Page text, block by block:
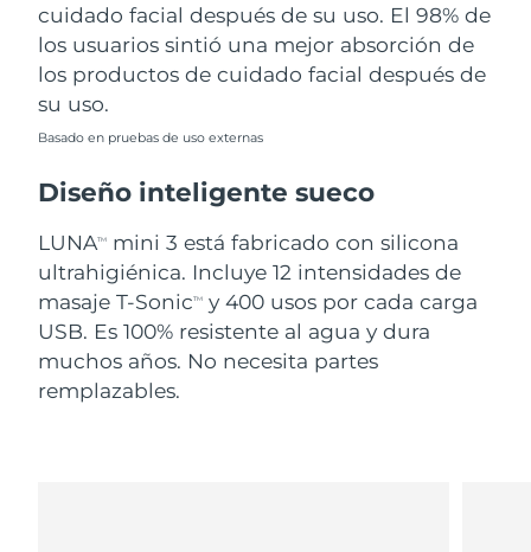
cuidado facial después de su uso. El 98% de
los usuarios sintió una mejor absorción de
los productos de cuidado facial después de
su uso.
Basado en pruebas de uso externas
Diseño inteligente sueco
LUNATM
mini 3 está fabricado con silicona
ultrahigiénica. Incluye 12 intensidades de
masaje T-SonicTM
y 400 usos por cada carga
USB. Es 100% resistente al agua y dura
muchos años. No necesita partes
remplazables.